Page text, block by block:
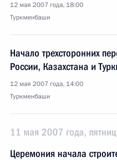
12 мая 2007 года, 18:00
Туркменбаши
Начало трехсторонних
России, Казахстана и
12 мая 2007 года, 14:00
Туркменбаши
11 мая 2007 года,
Церемония начала